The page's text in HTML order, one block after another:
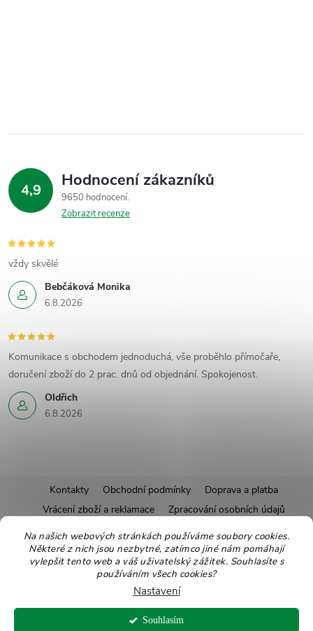
Na našich webových stránkách používáme soubory cookies.
Některé z nich jsou nezbytné, zatímco jiné nám pomáhají
vylepšit tento web a váš uživatelský zážitek. Souhlasíte s
používáním všech cookies?
Nastavení
Souhlasím
4,9 Hodnocení zákazníků
9650 hodnocení
Zobrazit recenze
Bebčáková Monika
6.8.2026
vždy skvělé
Oldřich
6.8.2026
Komunikace s obchodem jednoduchá, vše proběhlo přímočaře,
doručení zboží do 2 prac. dnů od objednání. Spokojenost.
á
Kontakty Obchodní podmínky
Doprava a platba
Vrácení zboží a reklamace
Zpracování osobních údajů
Pravidla soutěží
Affiliate program
Recepty
Pro nové dodavatele
Ekologické balení Moje objednávka
Copyright 2026Zdravoslav. Všechna práva vyhrazena.Upravit nastavení
cookies